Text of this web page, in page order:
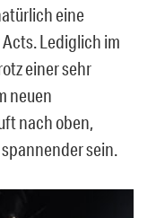
eine
Lediglich im
einer sehr
neuen
nach oben,
sein.